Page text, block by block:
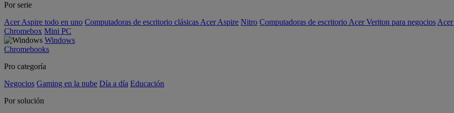
Por serie
Acer Aspire todo en uno Computadoras de escritorio clásicas Acer Aspire Nitro Computadoras de escritorio Acer Veriton para negocios
Chromebox Mini PC
Windows
Chromebooks
Pro categoría
Negocios Gaming en la nube Día a día Educación
Por solución